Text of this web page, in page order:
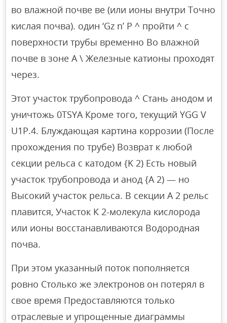
во влажной почве ве (или ионы внутри Точно
кислая почва). один ‘Gz n’ P ^ пройти ^ с
поверхности трубы временно Во влажной
почве в зоне А \ Железные катионы проходят
через.
Этот участок трубопровода ^ Стань анодом и
уничтожь 0TSYA Кроме того, текущий YGG V
U1P.4. Блуждающая картина коррозии (После
прохождения по трубе) Возврат к любой
секции рельса с катодом {K 2) Есть новый
участок трубопровода и анод {A 2) — но
Высокий участок рельса. В секции A 2 рельс
плавится, Участок К 2-молекула кислорода
или ионы восстанавливаются Водородная
почва.
При этом указанный поток пополняется
ровно Столько же электронов он потерял в
свое время Предоставляются только
отраслевые и упрощенные диаграммы